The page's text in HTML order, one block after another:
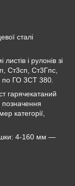
сталі
і рулонів зі
Ст3сп, Ст3Гпс,
по ГО 3СТ 380.
гарячекатаний
позначення
категорії,
4-160 мм —